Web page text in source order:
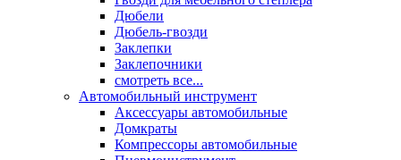
Дюбели
Дюбель-гвозди
Заклепки
Заклепочники
смотреть все...
Автомобильный инструмент
Аксессуары автомобильные
Домкраты
Компрессоры автомобильные